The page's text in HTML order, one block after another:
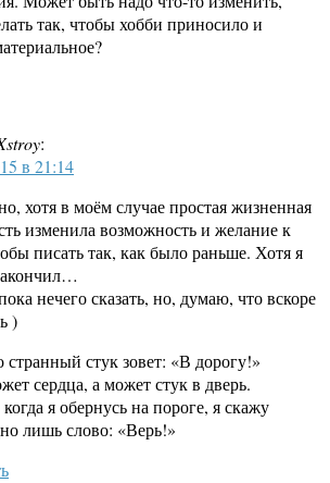
так, чтобы хобби приносило и
:
в 21:14
хотя в моём случае простая жизненная
изменила возможность и желание к
писать так, как было раньше. Хотя я
нечего сказать, но, думаю, что вскоре
)
странный стук зовет: «В дорогу!»
сердца, а может стук в дверь.
я обернусь на пороге, я скажу
лишь слово: «Верь!»